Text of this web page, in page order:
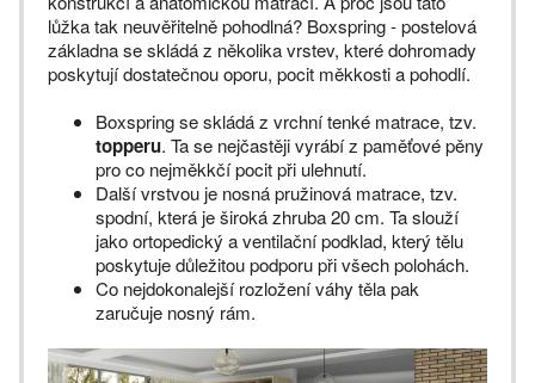
lůžka tak neuvěřitelně pohodlná? Boxspring - postelová
základna se skládá z několika vrstev, které dohromady
poskytují dostatečnou oporu, pocit měkkosti a pohodlí.
Boxspring se skládá z vrchní tenké matrace, tzv.
topperu. Ta se nejčastěji vyrábí z paměťové pěny
pro co nejměkkčí pocit při ulehnutí.
Další vrstvou je nosná pružinová matrace, tzv.
spodní, která je široká zhruba 20 cm. Ta slouží
jako ortopedický a ventilační podklad, který tělu
poskytuje důležitou podporu při všech polohách.
Co nejdokonalejší rozložení váhy těla pak
zaručuje nosný rám.